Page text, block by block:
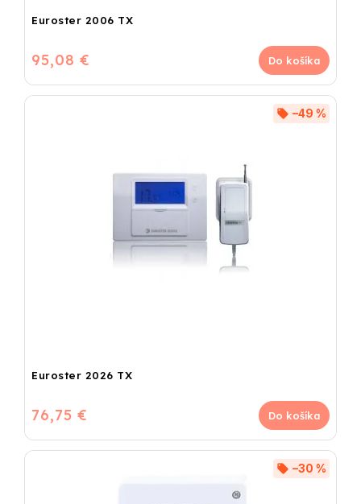
Euroster 2006 TX
95,08 € Do košíka
Euroster 2026 TX
–49 %
76,75 € Do košíka
–30 %